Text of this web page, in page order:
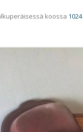
koossa